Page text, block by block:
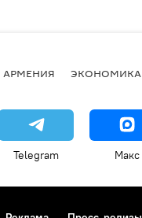
АРМЕНИЯ ЭКОНОМИКА
Telegram Макс